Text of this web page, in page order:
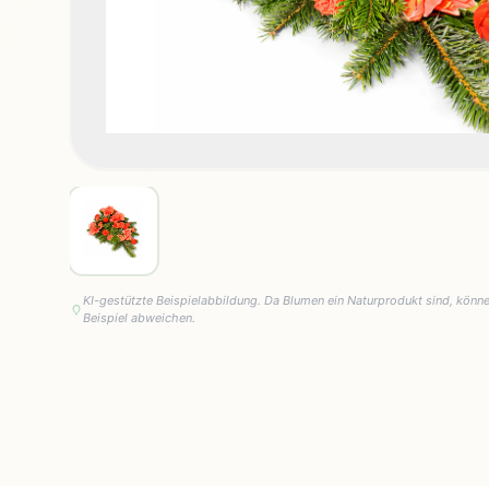
KI-gestützte Beispielabbildung. Da Blumen ein Naturprodukt sind,
Beispiel abweichen.